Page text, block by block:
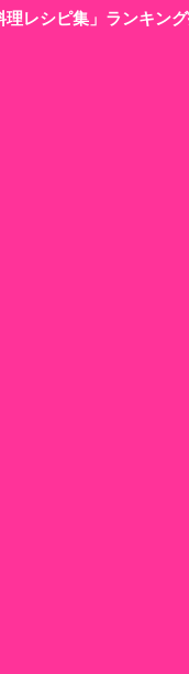
理レシピ集」ランキン